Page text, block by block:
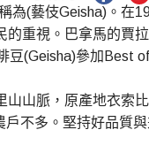
為(藝伎Geisha)。在
重視。巴拿馬的賈
(Geisha)參加Best
山脈，原產地衣索
不多。堅持好品質